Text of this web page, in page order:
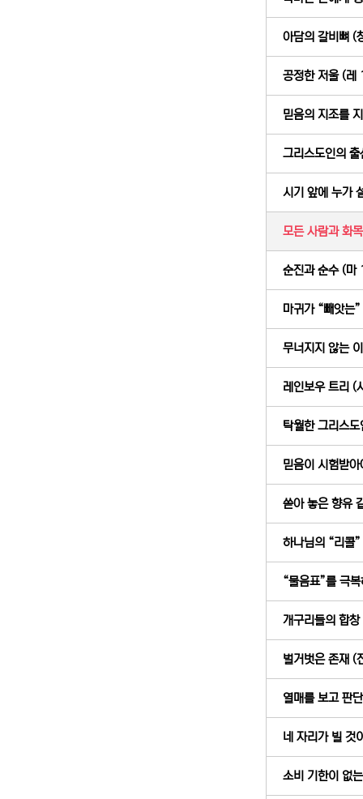
아담의 갈비뼈
공정한 저울 (
믿음의 지조를
그리스도인의
시기 앞에 누가
모든 사람과 화
순진과 순수 (
마귀가 “빼앗는
무너지지 않는
레인보우 트리
탁월한 그리스
믿음이 시험받
쏟아 놓은 향유
하나님의 “리콜
“물음표”를 극
개구리들의 합
벌거벗은 존재
열매를 보고 판
네 자리가 빌
소비 기한이 없